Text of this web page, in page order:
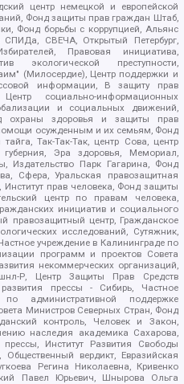
центр немецкой и европейской
Фонд защиты прав граждан Штаб,
Фонд борьбы с коррупцией, Альянс
СВЕЧА, Открытый Петербург,
Правовая инициатива,
экологической преступности,
(Милосердие), Центр поддержки и
информации, В защиту прав
социально-информационных
и социальных движений,
охраны здоровья и защиты прав
осужденным и их семьям, Фонд
Так-Так-Так, центр Сова, центр
Эра здоровья, Мемориал,
Издательство Парк Гагарина, Фонд
Сфера, Уральская правозащитная
прав человека, Фонд защиты
центр по правам человека,
инициатив и социального
правозащитный центр, Гражданское
исследований, Сутяжник,
учреждение в Калининграде по
программ и проектов Совета
некоммерческих организаций,
Р, Центр Защиты Прав Средств
прессы - Сибирь, Частное
по административной поддержке
Министров Северных Стран, Фонд
контроль, Человек и Закон,
наследия академика Сахарова,
Институт Развития Свободы
вердикт, Евразийская
Регина Николаевна, Кривенко
Павел Юрьевич, Шнырова Ольга